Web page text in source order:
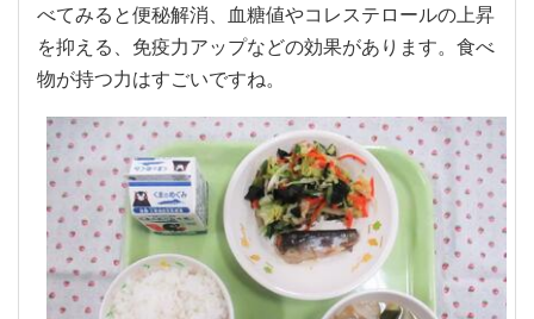
べてみると便秘解消、血糖値やコレステロールの上昇
を抑える、免疫力アップなどの効果があります。食べ
物が持つ力はすごいですね。